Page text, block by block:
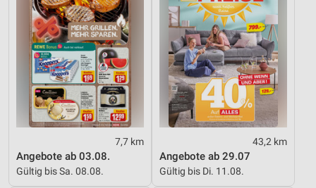
7,7 km
Angebote ab 03.08.
Gültig bis Sa. 08.08.
43,2 km
Angebote ab 29.07
Gültig bis Di. 11.08.